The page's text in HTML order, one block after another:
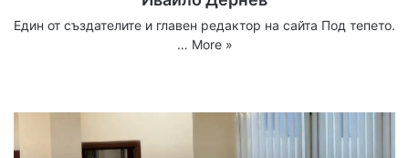
Един от създателите и главен редактор на сайта Под тепето.
… More »